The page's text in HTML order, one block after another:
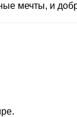
мечты, и